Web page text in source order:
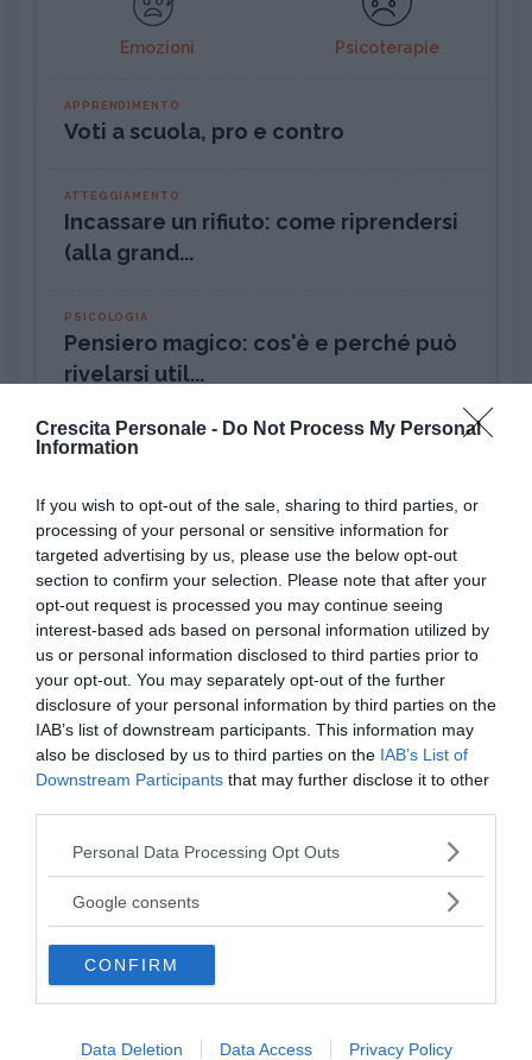
Crescita Personale - Do Not Process My Personal
Information
If you wish to opt-out of the sale, sharing to third parties, or
processing of your personal or sensitive information for
targeted advertising by us, please use the below opt-out
section to confirm your selection. Please note that after your
opt-out request is processed you may continue seeing
interest-based ads based on personal information utilized by
us or personal information disclosed to third parties prior to
your opt-out. You may separately opt-out of the further
disclosure of your personal information by third parties on the
IAB’s list of downstream participants. This information may
also be disclosed by us to third parties on the IAB’s List of
Downstream Participants that may further disclose it to other
Please note that this website/app uses one or more Google
not limited to your visit or usage behaviour. You may click to
use your data for below specified purposes in below Google
consent section.
Personal Data Processing Opt Outs
Google consents
CONFIRM
Data Deletion Data Access Privacy Policy
Emozioni Psicoterapie
APPRENDIMENTO
Voti a scuola, pro e contro
ATTEGGIAMENTO
Incassare un rifiuto: come riprendersi
(alla grand...
PSICOLOGIA
Pensiero magico: cos'è e perché può
rivelarsi util...
DISAGIO PSICOLOGICO
AMORE
Liberarsi dall'ossessione per una
persona
I nostri speciali
Psicologia della Divina Commedia